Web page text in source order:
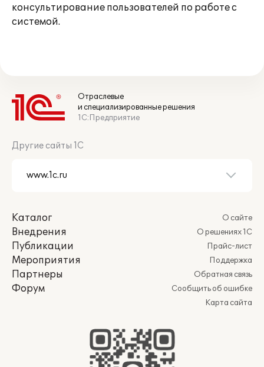
консультирование пользователей по работе с
системой.
Отраслевые
и специализированные решения
1С:Предприятие
Другие сайты 1С
Каталог
Внедрения
Публикации
Мероприятия
Партнеры
Форум
О сайте
О решениях 1С
Прайс-лист
Поддержка
Обратная связь
Сообщить об ошибке
Карта сайта